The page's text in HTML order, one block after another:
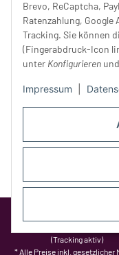
Brevo, ReCaptcha,
Ratenzahlung, Google
Tracking. Sie können
(Fingerabdruck-Icon
unter Konfigurieren
Impressum
Samstag:
Unser Service
Rechtliches
(Tracking aktiv)
* Alle Preise inkl. gesetzlicher